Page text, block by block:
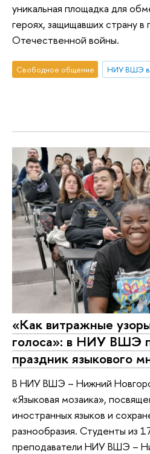
уникальная площадка для
героях, защищавших страну в
Отечественной войны.
Свободное общение НИУ ВШЭ в
«Как витражные
голоса»: в НИУ ВШЭ
праздник языкового
В НИУ ВШЭ – Нижний
«Языковая мозаика»,
иностранных языков и
разнообразия. Студенты из
преподаватели НИУ ВШЭ –